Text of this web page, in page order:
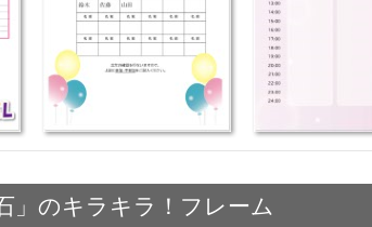
」のキラキラ！フレーム